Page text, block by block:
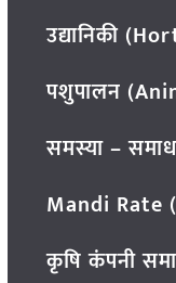
उद्यानिकी
पशुपालन
समस्या –
Mandi Rate
कृषि कंपनी